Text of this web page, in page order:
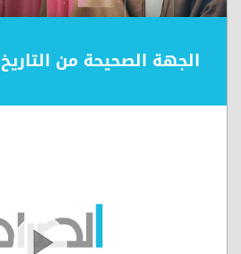
الجهة الصحيحة من التاريخ